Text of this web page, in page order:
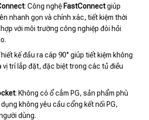
: Công nghệ FastConnectgiúp
nhanh gọn và chính xác, tiết kiệm thời
với môi trường công nghiệp đòi hỏi
kế đầu ra cáp 90° giúp tiết kiệm không
vị trí lắp đặt, đặc biệt trong các tủ điều
: Không có ổ cắm PG, sản phẩm phù
không yêu cầu cổng kết nối PG,
dùng.